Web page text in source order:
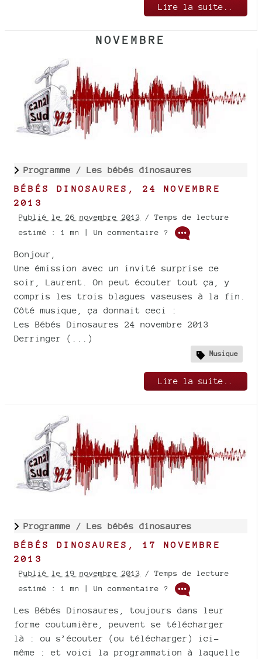
Lire la suite..
NOVEMBRE
Programme / Les bébés dinosaures
BÉBÉS DINOSAURES, 24 NOVEMBRE
2013
Publié le 26 novembre 2013 / Temps de lecture
estimé : 1 mn | Un commentaire ?
Bonjour,
Une émission avec un invité surprise ce
soir, Laurent. On peut écouter tout ça, y
compris les trois blagues vaseuses à la fin.
Côté musique, ça donnait ceci :
Les Bébés Dinosaures 24 novembre 2013
Derringer (...)
Musique
Lire la suite..
Programme / Les bébés dinosaures
BÉBÉS DINOSAURES, 17 NOVEMBRE
2013
Publié le 19 novembre 2013 / Temps de lecture
estimé : 1 mn | Un commentaire ?
Les Bébés Dinosaures, toujours dans leur
forme coutumière, peuvent se télécharger
là : ou s’écouter (ou télécharger) ici-
même : et voici la programmation à laquelle